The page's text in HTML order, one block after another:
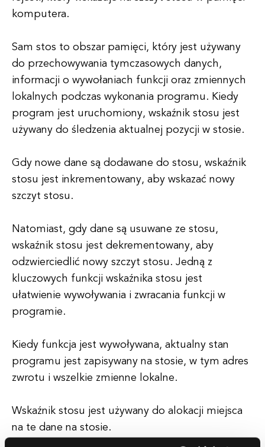
komputera.
Sam stos to obszar pamięci, który jest używany
do przechowywania tymczasowych danych,
informacji o wywołaniach funkcji oraz zmiennych
lokalnych podczas wykonania programu. Kiedy
program jest uruchomiony, wskaźnik stosu jest
używany do śledzenia aktualnej pozycji w stosie.
Gdy nowe dane są dodawane do stosu, wskaźnik
stosu jest inkrementowany, aby wskazać nowy
szczyt stosu.
Natomiast, gdy dane są usuwane ze stosu,
wskaźnik stosu jest dekrementowany, aby
odzwierciedlić nowy szczyt stosu. Jedną z
kluczowych funkcji wskaźnika stosu jest
ułatwienie wywoływania i zwracania funkcji w
programie.
Kiedy funkcja jest wywoływana, aktualny stan
programu jest zapisywany na stosie, w tym adres
zwrotu i wszelkie zmienne lokalne.
Wskaźnik stosu jest używany do alokacji miejsca
na te dane na stosie.